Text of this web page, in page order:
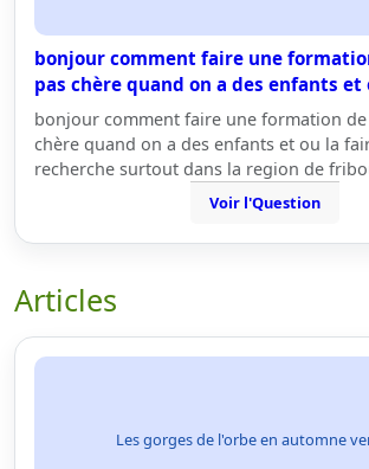
bonjour comment faire une
pas chère quand on a des enfants et
bonjour comment faire une formation de
chère quand on a des enfants et ou la
recherche surtout dans la region de
Voir l'Question
Articles
Les gorges de l'orbe en automne